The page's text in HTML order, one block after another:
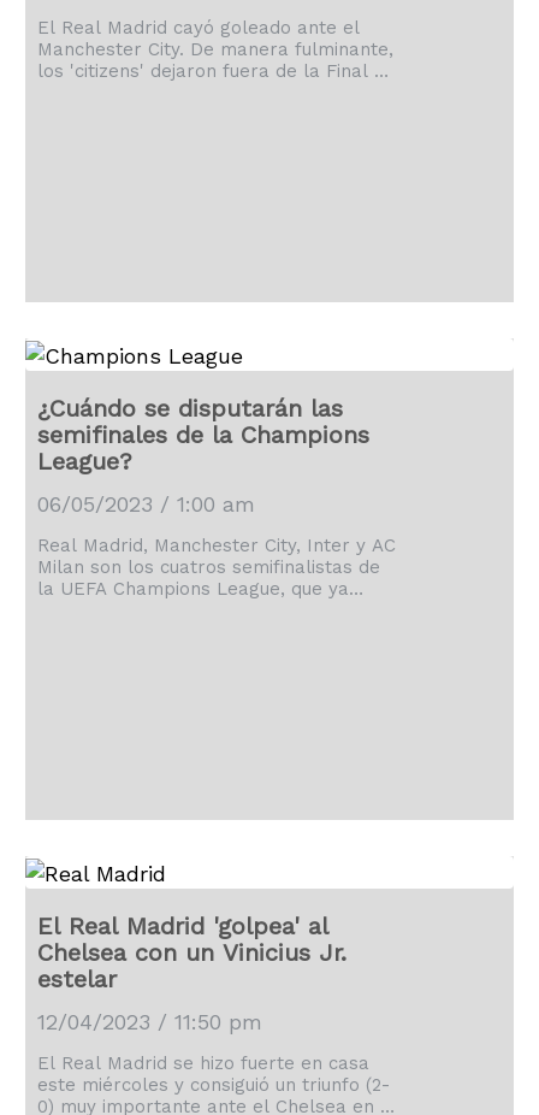
El Real Madrid cayó goleado ante el
Manchester City. De manera fulminante,
los 'citizens' dejaron fuera de la Final de
¿Cuándo se disputarán las
semifinales de la Champions
League?
06/05/2023 / 1:00 am
Real Madrid, Manchester City, Inter y AC
Milan son los cuatros semifinalistas de
la UEFA Champions League, que ya
El Real Madrid 'golpea' al
Chelsea con un Vinicius Jr.
estelar
12/04/2023 / 11:50 pm
El Real Madrid se hizo fuerte en casa
este miércoles y consiguió un triunfo (2-
0) muy importante ante el Chelsea en el